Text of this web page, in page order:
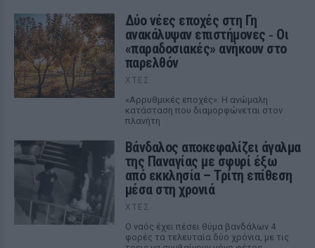
Δύο νέες εποχές στη Γη
ανακάλυψαν επιστήμονες ‑ Oι
«παραδοσιακές» ανήκουν στο
παρελθόν
ΧΤΕΣ
«Αρρυθμικές εποχές»: Η ανώμαλη
κατάσταση που διαμορφώνεται στον
πλανήτη
Βάνδαλος αποκεφαλίζει άγαλμα
της Παναγίας με σφυρί έξω
από εκκλησία – Τρίτη επίθεση
μέσα στη χρονιά
ΧΤΕΣ
Ο ναός έχει πέσει θύμα βανδάλων 4
φορές τα τελευταία δύο χρόνια, με τις